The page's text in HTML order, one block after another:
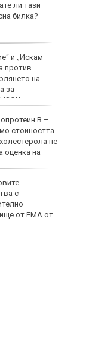
ли тази
билка?
и „Искам
против
на
за
НЗОК
B –
стойността
не
оценка на
с
от ЕМА от